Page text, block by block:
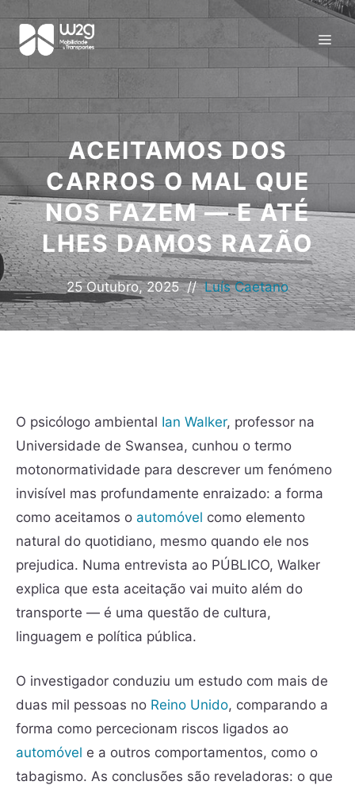
ACEITAMOS DOS
CARROS O MAL QUE
NOS FAZEM — E ATÉ
LHES DAMOS RAZÃO
25 Outubro, 2025 // Luís Caetano
O psicólogo ambiental Ian Walker, professor na
Universidade de Swansea, cunhou o termo
motonormatividade para descrever um fenómeno
invisível mas profundamente enraizado: a forma
como aceitamos o automóvel como elemento
natural do quotidiano, mesmo quando ele nos
prejudica. Numa entrevista ao PÚBLICO, Walker
explica que esta aceitação vai muito além do
transporte — é uma questão de cultura,
linguagem e política pública.
O investigador conduziu um estudo com mais de
duas mil pessoas no Reino Unido, comparando a
forma como percecionam riscos ligados ao
automóvel e a outros comportamentos, como o
tabagismo. As conclusões são reveladoras: o que